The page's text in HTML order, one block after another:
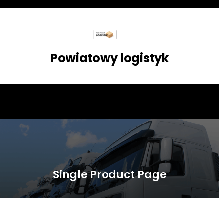
Skip
Powiatowy logistyk
Single Product Page